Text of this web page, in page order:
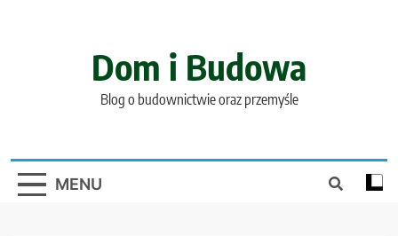
Dom i Budowa
Blog o budownictwie oraz przemyśle
MENU